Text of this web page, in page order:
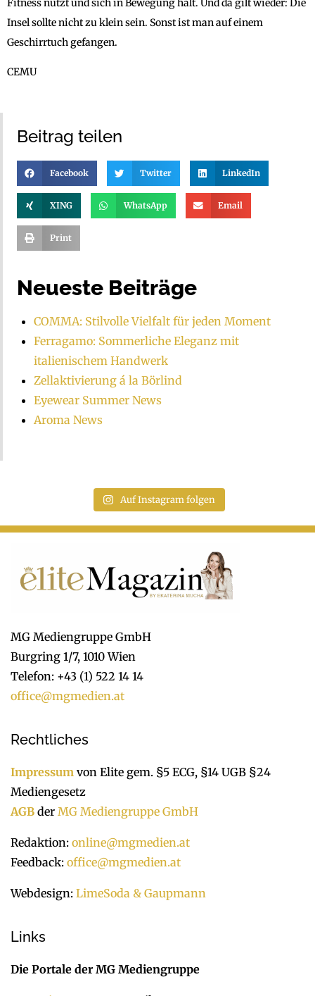
Fitness nutzt und sich in Bewegung hält. Und da gilt wieder: Die
Insel sollte nicht zu klein sein. Sonst ist man auf einem
Geschirrtuch gefangen.
CEMU
Beitrag teilen
Facebook Twitter LinkedIn
XING WhatsApp Email
Print
Neueste Beiträge
COMMA: Stilvolle Vielfalt für jeden Moment
Ferragamo: Sommerliche Eleganz mit
italienischem Handwerk
Zellaktivierung á la Börlind
Eyewear Summer News
Aroma News
Auf Instagram folgen
MG Mediengruppe GmbH
Burgring 1/7, 1010 Wien
Telefon: +43 (1) 522 14 14
office@mgmedien.at
Rechtliches
Impressum von Elite gem. §5 ECG, §14 UGB §24
Mediengesetz
AGB der MG Mediengruppe GmbH
Redaktion: online@mgmedien.at
Feedback: office@mgmedien.at
Webdesign: LimeSoda & Gaupmann
Links
Die Portale der MG Mediengruppe